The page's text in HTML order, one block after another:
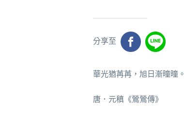
分享至
華光猶苒苒，旭日漸曈曈。
唐．元稹《鶯鶯傳》